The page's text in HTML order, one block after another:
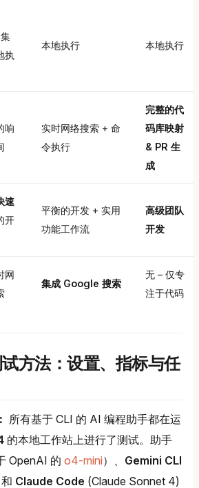
执
本地执行 本地执行
响
实时网络搜索 + 命
令执行
完整的代
码库映射
& PR 生
成
速
开
平衡的开发 + 实用
功能工作流
高级团队
开发
网
集成 Google 搜索
无 – 仅专
注于代码
方法：设置、指标与任
所有基于 CLI 的 AI 编程助手都在运
的本地工作站上进行了测试。助手
OpenAI 的 o4-mini）、 Gemini CLI
Claude Code (Claude Sonnet 4)